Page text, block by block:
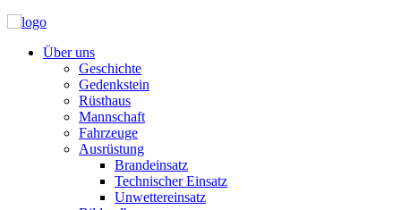
Über uns
Geschichte
Gedenkstein
Rüsthaus
Mannschaft
Fahrzeuge
Ausrüstung
Brandeinsatz
Technischer Einsatz
Unwettereinsatz